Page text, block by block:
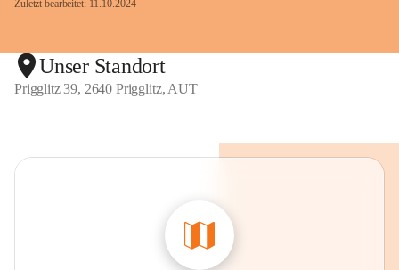
Zuletzt bearbeitet: 11.10.2024
Unser Standort
Prigglitz 39, 2640 Prigglitz, AUT